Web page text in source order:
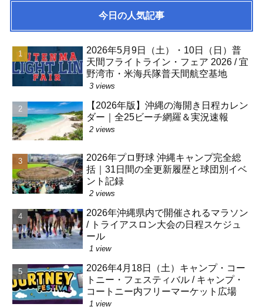
今日の人気記事
2026年5月9日（土）・10日（日）普
天間フライトライン・フェア 2026 / 宜
野湾市・米海兵隊普天間航空基地
3 views
【2026年版】沖縄の海開き日程カレン
ダー｜全25ビーチ網羅＆実況速報
2 views
2026年プロ野球 沖縄キャンプ完全総
括｜31日間の全更新履歴と球団別イベ
ント記録
2 views
2026年沖縄県内で開催されるマラソン
/ トライアスロン大会の日程スケジュ
ール
1 view
2026年4月18日（土）キャンプ・コー
トニー・フェスティバル / キャンプ・
コートニー内フリーマーケット広場
1 view